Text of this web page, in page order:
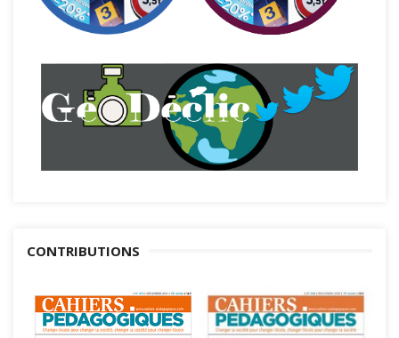
CONTRIBUTIONS